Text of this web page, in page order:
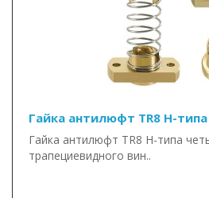
Гайка антилюфт TR8 Н-
Гайка антилюфт TR8 Н-типа
трапециевидного вин..